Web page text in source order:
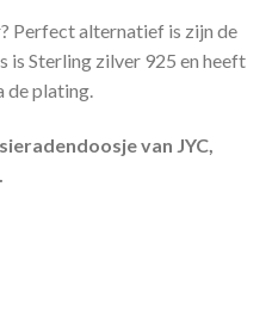
Perfect alternatief is zijn de
is Sterling zilver 925 en heeft
de plating.
van JYC,